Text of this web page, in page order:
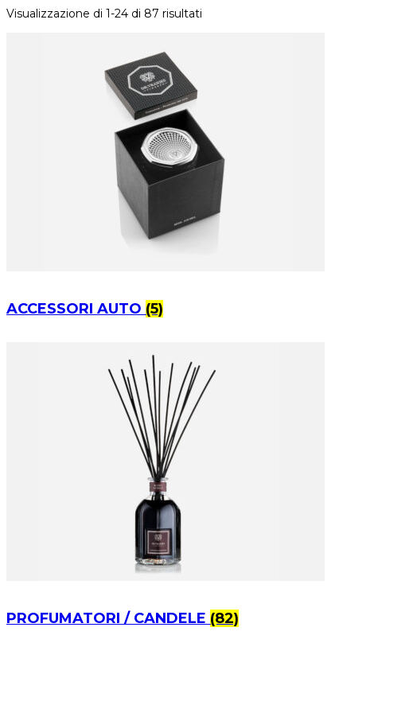
Visualizzazione di 1-24 di 87 risultati
ACCESSORI AUTO (5)
PROFUMATORI / CANDELE (82)